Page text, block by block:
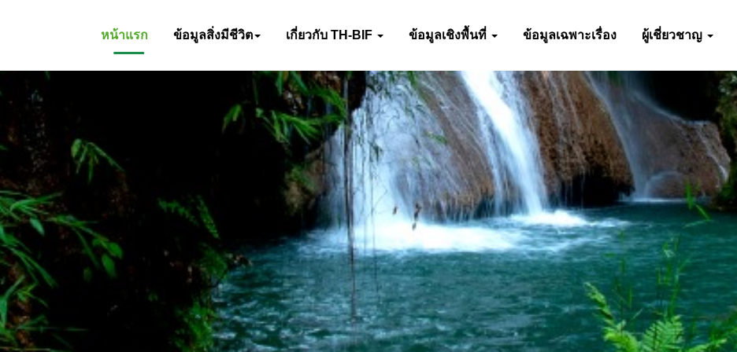
หน้าแรก ข้อมูลสิ่งมีชีวิต เกี่ยวกับ TH-BIF ข้อมูลเชิงพื้นที่ ข้อมูลเฉพาะเรื่อง ผู้เชี่ยวชาญ